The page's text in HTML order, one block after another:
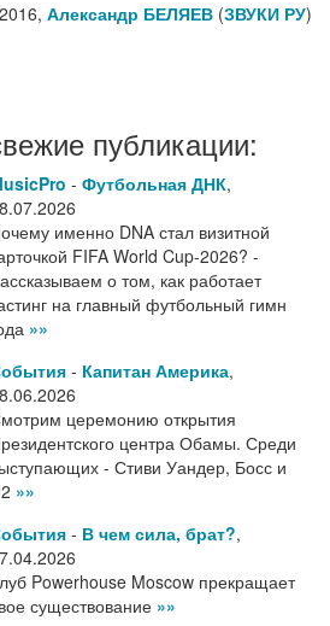
Александр БЕЛЯЕВ (ЗВУКИ РУ)
публикации:
- Футбольная ДНК,
именно DNA стал визитной
FIFA World Cup-2026? -
о том, как работает
на главный футбольный гимн
»»
- Капитан Америка,
церемонию открытия
центра Обамы. Среди
- Стиви Уандер, Босс и
»»
- В чем сила, брат?,
Powerhouse Moscow прекращает
существование »»